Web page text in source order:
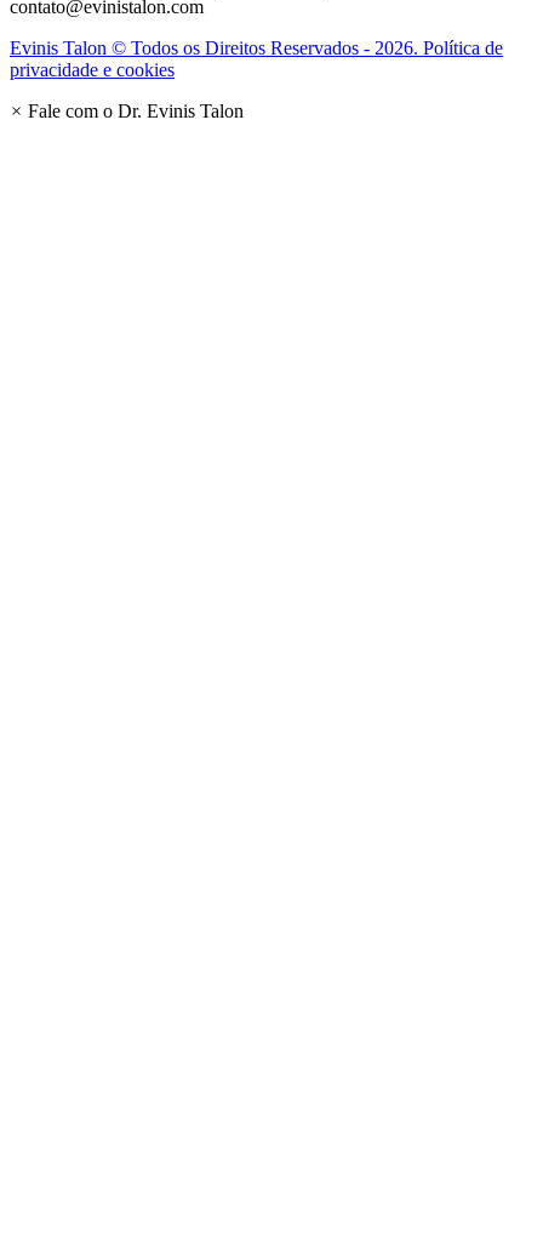
contato@evinistalon.com
Evinis Talon © Todos os Direitos Reservados - 2026. Política de
privacidade e cookies
× Fale com o Dr. Evinis Talon